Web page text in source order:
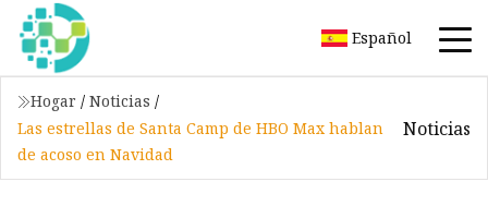
Español
Hogar / Noticias /
Las estrellas de Santa Camp de HBO Max hablan
de acoso en Navidad
Noticias